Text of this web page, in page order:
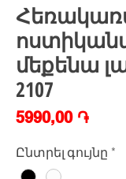
մեքենա
2107
5990,00 ֏Price
Ընտրել գույնը *